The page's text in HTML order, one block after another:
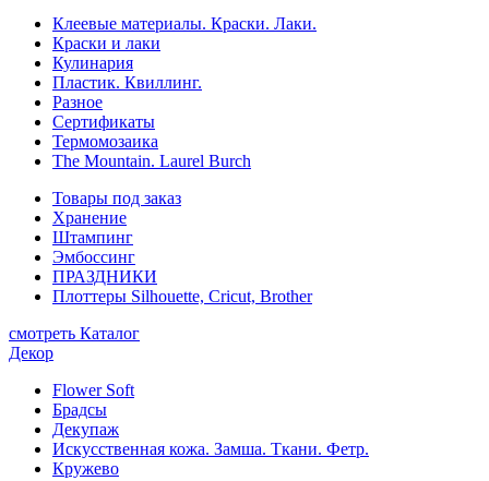
Клеевые материалы. Краски. Лаки.
Краски и лаки
Кулинария
Пластик. Квиллинг.
Разное
Сертификаты
Термомозаика
The Mountain. Laurel Burch
Товары под заказ
Хранение
Штампинг
Эмбоссинг
ПРАЗДНИКИ
Плоттеры Silhouette, Cricut, Brother
смотреть Каталог
Декор
Flower Soft
Брадсы
Декупаж
Искусственная кожа. Замша. Ткани. Фетр.
Кружево